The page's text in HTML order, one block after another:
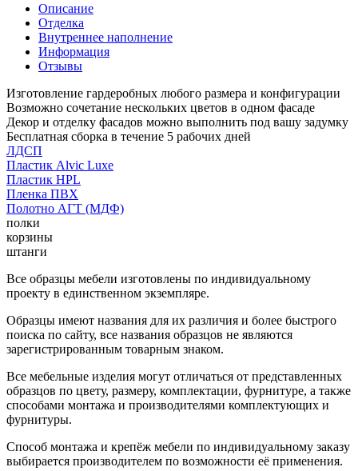
Описание
Отделка
Внутреннее наполнение
Информация
Отзывы
Изготовление гардеробных любого размера и конфигурации
Возможно сочетание нескольких цветов в одном фасаде
Декор и отделку фасадов можно выполнить под вашу задумку
Бесплатная сборка в течение 5 рабочих дней
ЛДСП
Пластик Alvic Luxe
Пластик HPL
Пленка ПВХ
Полотно АГТ (МДФ)
полки
корзины
штанги
Все образцы мебели изготовлены по индивидуальному
проекту в единственном экземпляре.
Образцы имеют названия для их различия и более быстрого
поиска по сайту, все названия образцов не являются
зарегистрированным товарным знаком.
Все мебельные изделия могут отличаться от представленных
образцов по цвету, размеру, комплектации, фурнитуре, а также
способами монтажа и производителями комплектующих и
фурнитуры.
Способ монтажа и крепёж мебели по индивидуальному заказу
выбирается производителем по возможности её применения.